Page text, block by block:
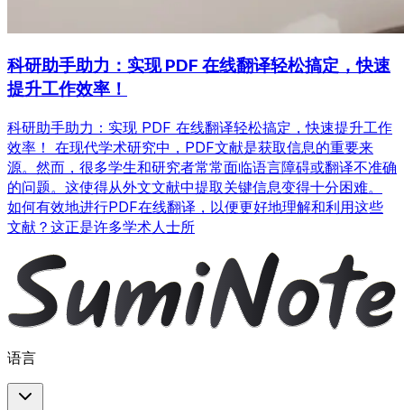
科研助手助力：实现 PDF 在线翻译轻松搞定，快速
提升工作效率！
科研助手助力：实现 PDF 在线翻译轻松搞定，快速提升工作
效率！ 在现代学术研究中，PDF文献是获取信息的重要来
源。然而，很多学生和研究者常常面临语言障碍或翻译不准确
的问题。这使得从外文文献中提取关键信息变得十分困难。
如何有效地进行PDF在线翻译，以便更好地理解和利用这些
文献？这正是许多学术人士所
语言